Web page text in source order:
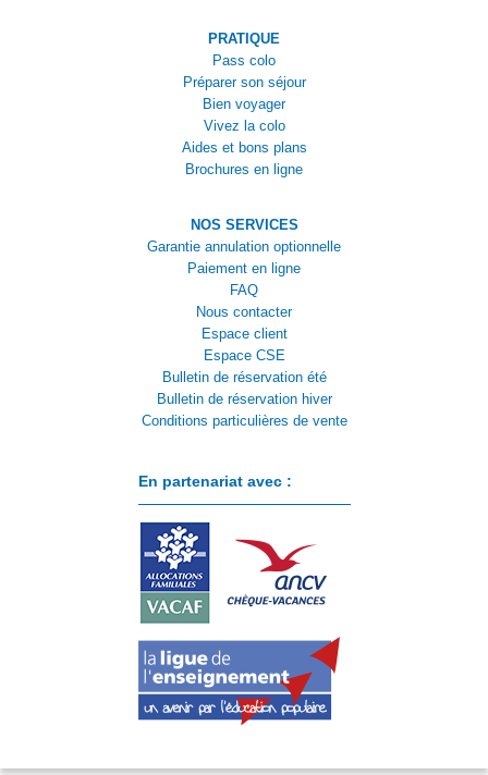
PRATIQUE
Pass colo
Préparer son séjour
Bien voyager
Vivez la colo
Aides et bons plans
Brochures en ligne
NOS SERVICES
Garantie annulation optionnelle
Paiement en ligne
FAQ
Nous contacter
Espace client
Espace CSE
Bulletin de réservation été
Bulletin de réservation hiver
Conditions particulières de vente
En partenariat avec :